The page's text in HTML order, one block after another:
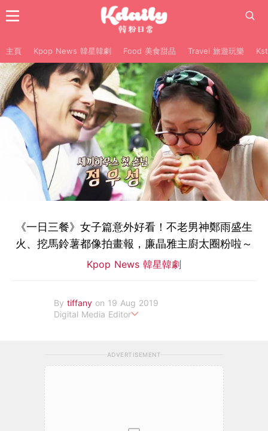
主頁 Kpop News 韓星韓劇 Food 美食甜品 Travel 旅遊玩樂
《一日三餐》女子篇意外好看！不老男神鄭雨盛生
火、挖馬鈴薯都像拍畫報，廉晶雅主廚太圈粉啦～
Kpop News 韓星韓劇
By tiffany on 19 Aug 2019
Digital Media Editor
ADVERTISEMENT